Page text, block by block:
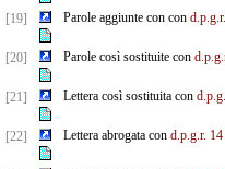
[19] Parole aggiunte con con
[20] Parole così sostituite con
[21] Lettera così sostituita con
[22] Lettera abrogata con d.p.g.r.